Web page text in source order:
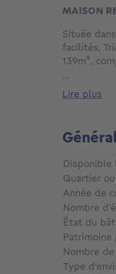
MAISON
Située
facilités,
139m²,
- Rez-de-
orientés
- Entre-
- 1er étage
- 2ème
- Dernier
Côté
toiture
2026 et
également
...
lire plus
Disponible
Quartier
Année de
Nombre
État du
Nombre
Type